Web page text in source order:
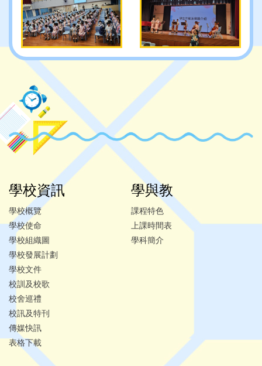
學校資訊
學校概覽
學校使命
學校組織圖
學校發展計劃
學校文件
校訓及校歌
校舍巡禮
校訊及特刊
傳媒快訊
表格下載
學與教
課程特色
上課時間表
學科簡介